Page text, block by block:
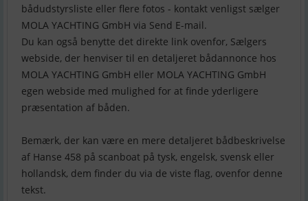
bådudstyrsliste eller flere fotos - kontakt venligst sælger
MOLA YACHTING GmbH via Send E-mail.
Du kan også benytte det direkte link ovenfor, Sælgers
webside, der henviser til en detaljeret bådannonce hos
MOLA YACHTING GmbH eller MOLA YACHTING GmbH
egen webside med mulighed for at finde yderligere
præsentation af båden.
Bemærk, der kan være en mere detaljeret bådbeskrivelse
af Hanse 458 på scanboat på tysk, engelsk, svensk eller
hollandsk, dem finder du via de viste flag, ovenfor denne
tekst.